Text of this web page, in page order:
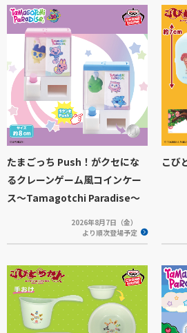
たまごっち Push！がクセにな
るクレーンゲーム風コインケー
ス～Tamagotchi Paradise～
2026年8月7日（金）
より順次登場予定
こび